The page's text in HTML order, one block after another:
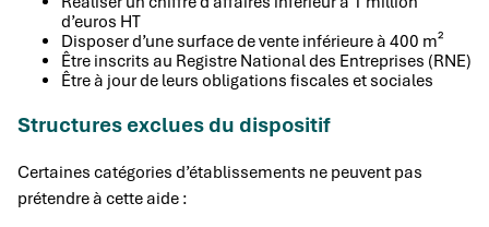
d’euros HT
Disposer d’une surface de vente inférieure à 400 m²
Être inscrits au Registre National des Entreprises (RNE)
Être à jour de leurs obligations fiscales et sociales
Structures exclues du dispositif
Certaines catégories d’établissements ne peuvent pas
prétendre à cette aide :